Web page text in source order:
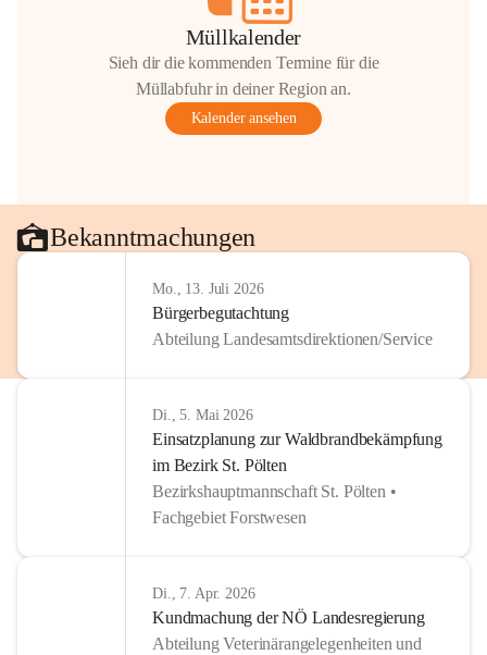
Müllkalender
Sieh dir die kommenden Termine für die
Müllabfuhr in deiner Region an.
Kalender ansehen
Bekanntmachungen
Mo., 13. Juli 2026
Bürgerbegutachtung
Abteilung Landesamtsdirektionen/Service
Di., 5. Mai 2026
Einsatzplanung zur Waldbrandbekämpfung
im Bezirk St. Pölten
Bezirkshauptmannschaft St. Pölten •
Fachgebiet Forstwesen
Di., 7. Apr. 2026
Kundmachung der NÖ Landesregierung
Abteilung Veterinärangelegenheiten und